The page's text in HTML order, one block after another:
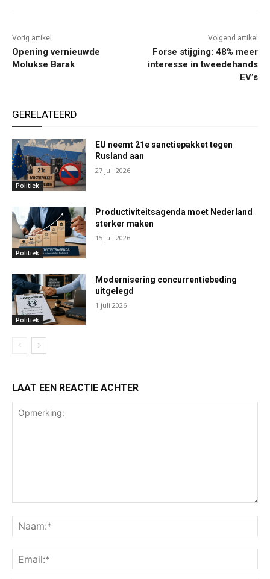
Vorig artikel
Opening vernieuwde
Molukse Barak
Volgend artikel
Forse stijging: 48% meer
interesse in tweedehands
EV’s
GERELATEERD
Politiek
EU neemt 21e sanctiepakket tegen
Rusland aan
27 juli 2026
Politiek
Productiviteitsagenda moet Nederland
sterker maken
15 juli 2026
Politiek
Modernisering concurrentiebeding
uitgelegd
1 juli 2026
LAAT EEN REACTIE ACHTER